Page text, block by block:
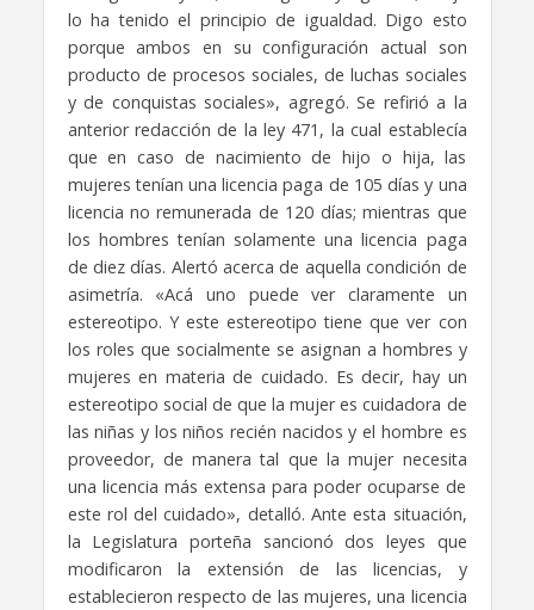
lo ha tenido el principio de igualdad. Digo esto
porque ambos en su configuración actual son
producto de procesos sociales, de luchas sociales
y de conquistas sociales», agregó. Se refirió a la
anterior redacción de la ley 471, la cual establecía
que en caso de nacimiento de hijo o hija, las
mujeres tenían una licencia paga de 105 días y una
licencia no remunerada de 120 días; mientras que
los hombres tenían solamente una licencia paga
de diez días. Alertó acerca de aquella condición de
asimetría. «Acá uno puede ver claramente un
estereotipo. Y este estereotipo tiene que ver con
los roles que socialmente se asignan a hombres y
mujeres en materia de cuidado. Es decir, hay un
estereotipo social de que la mujer es cuidadora de
las niñas y los niños recién nacidos y el hombre es
proveedor, de manera tal que la mujer necesita
una licencia más extensa para poder ocuparse de
este rol del cuidado», detalló. Ante esta situación,
la Legislatura porteña sancionó dos leyes que
modificaron la extensión de las licencias, y
establecieron respecto de las mujeres, una licencia